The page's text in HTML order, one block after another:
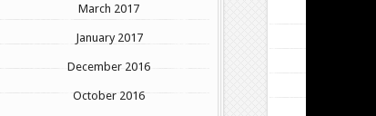
March 2017
January 2017
December 2016
October 2016